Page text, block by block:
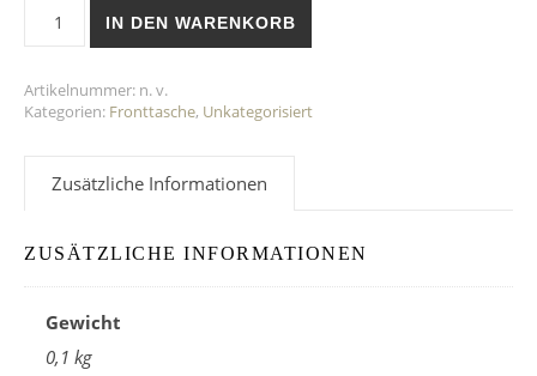
IN DEN WARENKORB
Artikelnummer: n. v.
Kategorien: Fronttasche, Unkategorisiert
Zusätzliche Informationen
ZUSÄTZLICHE INFORMATIONEN
Gewicht
0,1 kg